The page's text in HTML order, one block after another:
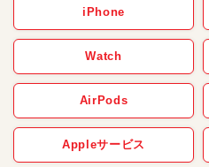
iPhone
Watch
AirPods
Appleサービス